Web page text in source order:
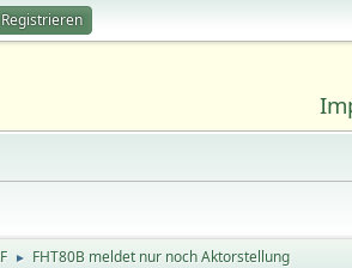
Registrieren
► FHT80B meldet nur noch Aktorstellung